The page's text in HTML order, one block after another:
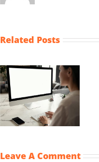
Related Posts
Vaststellingsaanvraag
NOW-1
Leave A Comment